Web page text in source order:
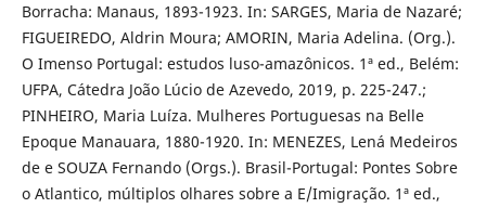
Borracha: Manaus, 1893-1923. In: SARGES, Maria de Nazaré;
FIGUEIREDO, Aldrin Moura; AMORIN, Maria Adelina. (Org.).
O Imenso Portugal: estudos luso-amazônicos. 1ª ed., Belém:
UFPA, Cátedra João Lúcio de Azevedo, 2019, p. 225-247.;
PINHEIRO, Maria Luíza. Mulheres Portuguesas na Belle
Epoque Manauara, 1880-1920. In: MENEZES, Lená Medeiros
de e SOUZA Fernando (Orgs.). Brasil-Portugal: Pontes Sobre
o Atlantico, múltiplos olhares sobre a E/Imigração. 1ª ed.,